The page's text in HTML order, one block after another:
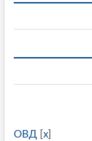
ОВД[ x]